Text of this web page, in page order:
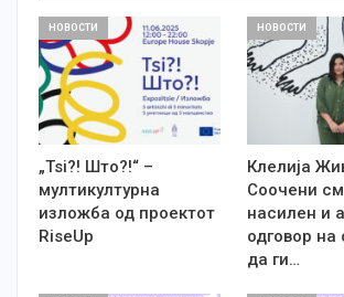
НОВОСТИ
„Tsi?! Што?!“ –
мултикултурна
изложба од проектот
RiseUp
НОВОСТИ
Клелија
Соочени
насилен и
одговор на
да ги…